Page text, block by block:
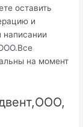
оставить
и
на момент